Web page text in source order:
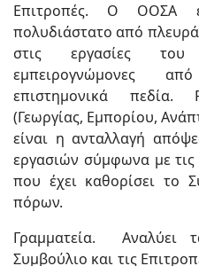
Επιτροπές. Ο ΟΟΣΑ
πολυδιάστατο από
στις εργασίες του
εμπειρογνώμονες
επιστημονικά
(Γεωργίας, Εμπορίου,
είναι η ανταλλαγή
εργασιών σύμφωνα με τις
που έχει καθορίσει το
πόρων.
Γραμματεία. Αναλύει
Συμβούλιο και τις